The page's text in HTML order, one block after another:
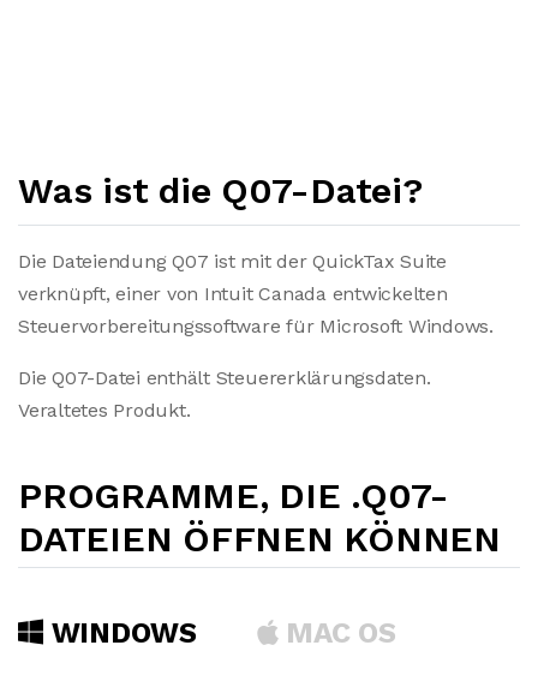
Was ist die Q07-Datei?
Die Dateiendung Q07 ist mit der QuickTax Suite
verknüpft, einer von Intuit Canada entwickelten
Steuervorbereitungssoftware für Microsoft Windows.
Die Q07-Datei enthält Steuererklärungsdaten.
Veraltetes Produkt.
PROGRAMME, DIE .Q07-
DATEIEN ÖFFNEN KÖNNEN
WINDOWS MAC OS